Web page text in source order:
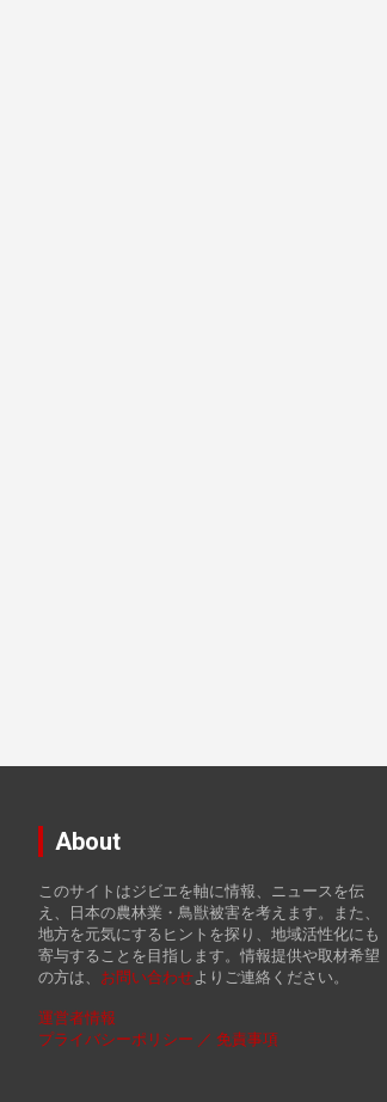
About
このサイトはジビエを軸に情報、ニュースを伝
え、日本の農林業・鳥獣被害を考えます。また、
地方を元気にするヒントを探り、地域活性化にも
寄与することを目指します。情報提供や取材希望
の方は、 お問い合わせよりご連絡ください。
運営者情報
プライバシーポリシー ／ 免責事項